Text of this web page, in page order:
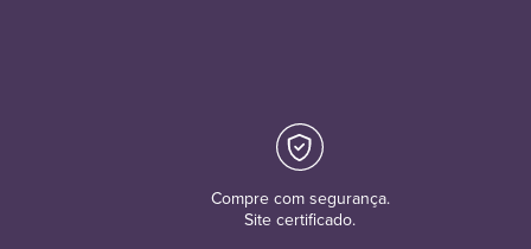
Compre com segurança.
Site certificado.